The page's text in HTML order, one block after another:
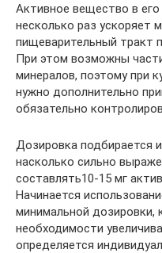
Активное вещество в
несколько раз ускоряет
пищеварительный тракт
При этом возможны
минералов, поэтому при
нужно дополнительно
обязательно
Дозировка подбирается
насколько сильно
составлять10-15 мг
Начинается
минимальной дозировки,
необходимости
определяется